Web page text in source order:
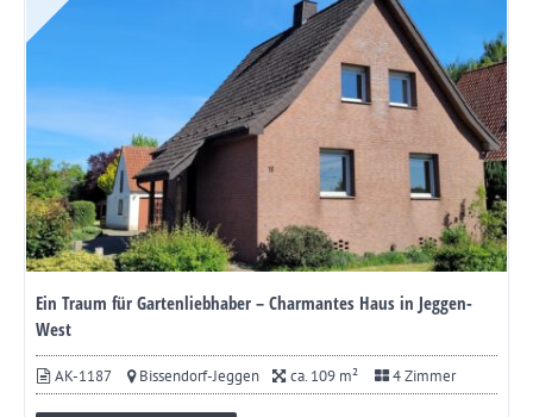
Ein Traum für Gartenliebhaber – Charmantes Haus in Jeggen-
West
AK-1187 Bissendorf-Jeggen ca. 109 m² 4 Zimmer